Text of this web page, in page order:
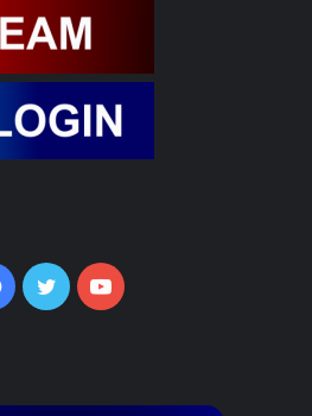
Facebook
TwitterYouTube